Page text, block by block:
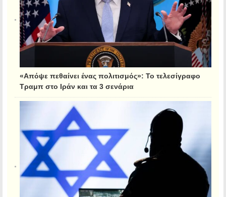
«Απόψε πεθαίνει ένας πολιτισμός»: Το τελεσίγραφο
Τραμπ στο Ιράν και τα 3 σενάρια